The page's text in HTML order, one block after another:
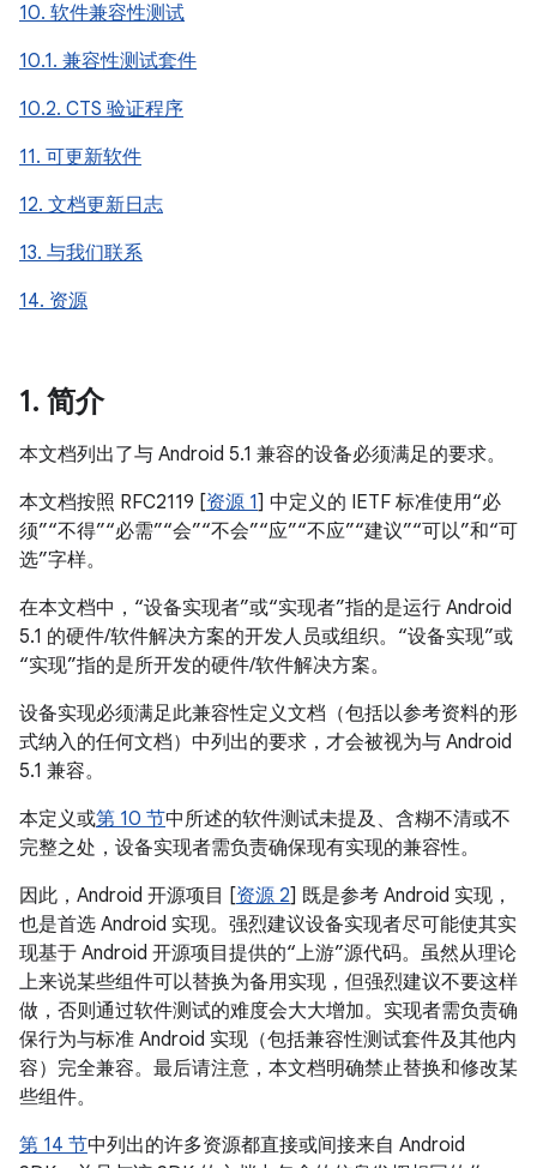
10. 软件兼容性测试
10.1. 兼容性测试套件
10.2. CTS 验证程序
11. 可更新软件
12. 文档更新日志
13. 与我们联系
14. 资源
1. 简介
本文档列出了与 Android 5.1 兼容的设备必须满足的要求。
本文档按照 RFC2119 [资源 1] 中定义的 IETF 标准使用“必
须”“不得”“必需”“会”“不会”“应”“不应”“建议”“可以”和“可
选”字样。
在本文档中，“设备实现者”或“实现者”指的是运行 Android
5.1 的硬件/软件解决方案的开发人员或组织。“设备实现”或
“实现”指的是所开发的硬件/软件解决方案。
设备实现必须满足此兼容性定义文档（包括以参考资料的形
式纳入的任何文档）中列出的要求，才会被视为与 Android
5.1 兼容。
本定义或第 10 节中所述的软件测试未提及、含糊不清或不
完整之处，设备实现者需负责确保现有实现的兼容性。
因此，Android 开源项目 [资源 2] 既是参考 Android 实现，
也是首选 Android 实现。强烈建议设备实现者尽可能使其实
现基于 Android 开源项目提供的“上游”源代码。虽然从理论
上来说某些组件可以替换为备用实现，但强烈建议不要这样
做，否则通过软件测试的难度会大大增加。实现者需负责确
保行为与标准 Android 实现（包括兼容性测试套件及其他内
容）完全兼容。最后请注意，本文档明确禁止替换和修改某
些组件。
第 14 节中列出的许多资源都直接或间接来自 Android